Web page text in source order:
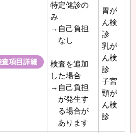
特定健診の
み
→自己負担
なし
検査を追加
した場合
→自己負担
が発生す
る場合が
あります
胃が
ん検
診
乳が
ん検
診
子宮
頸が
ん検
診